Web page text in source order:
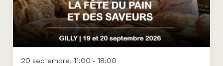
20 septembre, 11:00 - 18:00